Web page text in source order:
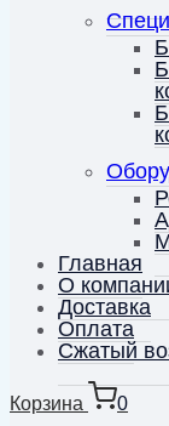
Главная
О
Доставка
Оплата
Сжатый
Корзина 0